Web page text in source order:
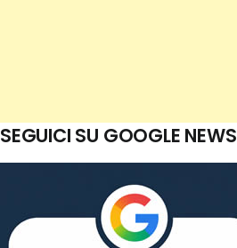
SEGUICI SU GOOGLE NEWS